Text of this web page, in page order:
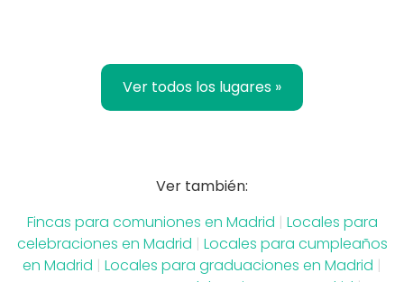
Ver todos los lugares »
Ver también:
Fincas para comuniones en Madrid | Locales para
celebraciones en Madrid | Locales para cumpleaños
en Madrid | Locales para graduaciones en Madrid |